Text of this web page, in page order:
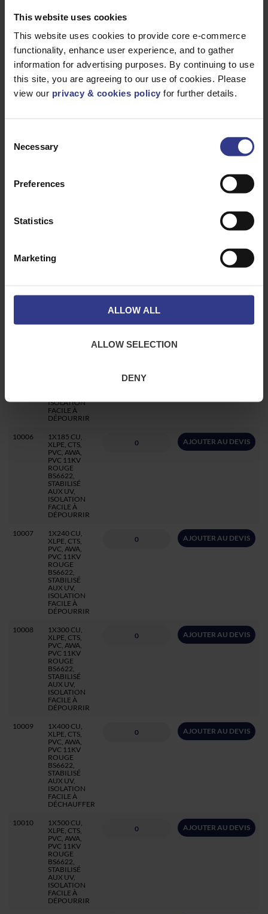
This website uses cookies
This website uses cookies to provide core e-commerce
functionality, enhance user experience, and to gather
information for advertising purposes. By continuing to use
this site, you are agreeing to our use of cookies. Please
view our privacy & cookies policy for further details.
Selection
Necessary
Preferences
Statistics
Marketing
ALLOW ALL
ALLOW SELECTION
DENY
STABILISÉ
ISOLATION
FACILE À
DÉPOURRIR
10002
1X70 CU,
PVC, AWA,
PVC11KV RED
BS6622,
AJOUTER AU DEVIS
ROUGE
ISOLATION
FACILE À
XLPE, CTS,
STABILISÉ
AJOUTER AU DEVIS
ISOLATION
FACILE À
DÉPOURRIR
10006
1X185 CU,
XLPE, CTS,
PVC, AWA,
PVC 11KV
ROUGE
BS6622,
STABILISÉ
AUX UV,
ISOLATION
FACILE À
DÉPOURRIR
AJOUTER AU DEVIS
10007
1X240 CU,
XLPE, CTS,
PVC, AWA,
PVC 11KV
ROUGE
BS6622,
STABILISÉ
AUX UV,
ISOLATION
FACILE À
DÉPOURRIR
AJOUTER AU DEVIS
10008
1X300 CU,
XLPE, CTS,
PVC, AWA,
PVC 11KV
ROUGE
BS6622,
STABILISÉ
AUX UV,
ISOLATION
FACILE À
DÉPOURRIR
AJOUTER AU DEVIS
10009
1X400 CU,
XLPE, CTS,
PVC, AWA,
PVC 11KV
ROUGE
BS6622,
STABILISÉ
AUX UV,
ISOLATION
FACILE À
DÉCHAUFFER
AJOUTER AU DEVIS
10010
1X500 CU,
XLPE, CTS,
PVC, AWA,
PVC 11KV
ROUGE
BS6622,
STABILISÉ
AUX UV,
ISOLATION
FACILE À
DÉPOURRIR
AJOUTER AU DEVIS